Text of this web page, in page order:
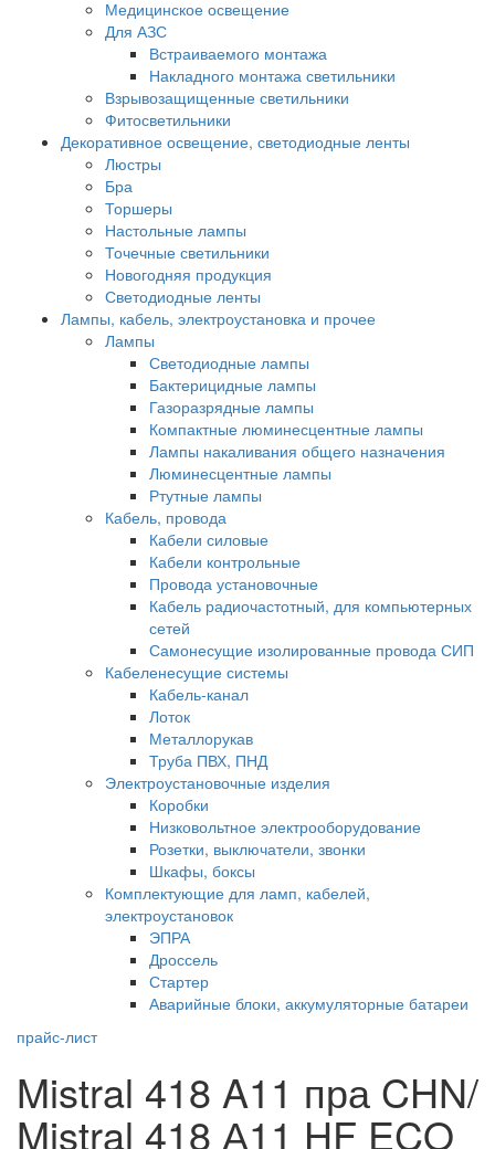
Медицинское освещение
Для АЗС
Встраиваемого монтажа
Накладного монтажа светильники
Взрывозащищенные светильники
Фитосветильники
Декоративное освещение, светодиодные ленты
Люстры
Бра
Торшеры
Настольные лампы
Точечные светильники
Новогодняя продукция
Светодиодные ленты
Лампы, кабель, электроустановка и прочее
Лампы
Светодиодные лампы
Бактерицидные лампы
Газоразрядные лампы
Компактные люминесцентные лампы
Лампы накаливания общего назначения
Люминесцентные лампы
Ртутные лампы
Кабель, провода
Кабели силовые
Кабели контрольные
Провода установочные
Кабель радиочастотный, для компьютерных
сетей
Самонесущие изолированные провода СИП
Кабеленесущие системы
Кабель-канал
Лоток
Металлорукав
Труба ПВХ, ПНД
Электроустановочные изделия
Коробки
Низковольтное электрооборудование
Розетки, выключатели, звонки
Шкафы, боксы
Комплектующие для ламп, кабелей,
электроустановок
ЭПРА
Дроссель
Стартер
Аварийные блоки, аккумуляторные батареи
прайс-лист
Mistral 418 A11 пра CHN/
Mistral 418 А11 HF ECO